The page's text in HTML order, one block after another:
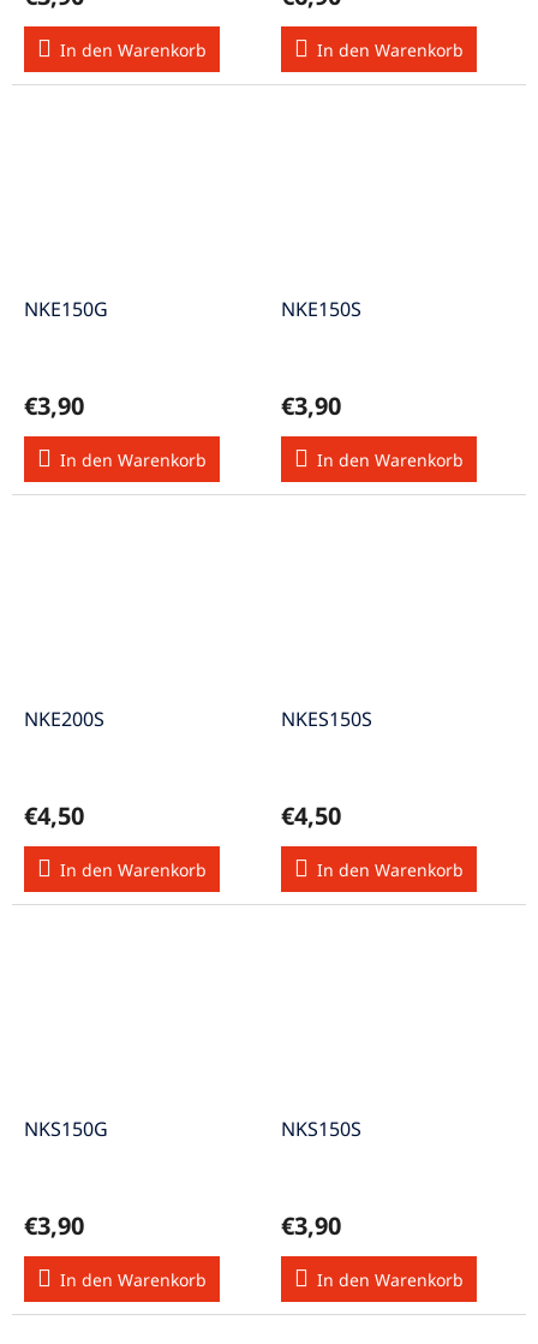
In den Warenkorb In den Warenkorb
NKE150G
€3,90
In den Warenkorb
NKE150S
€3,90
In den Warenkorb
NKE200S
€4,50
In den Warenkorb
NKES150S
€4,50
In den Warenkorb
NKS150G
€3,90
In den Warenkorb
NKS150S
€3,90
In den Warenkorb